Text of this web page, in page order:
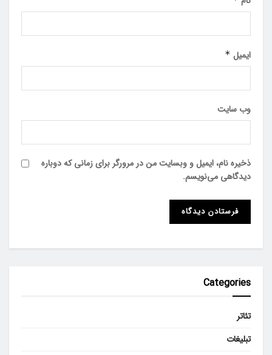
ایمیل *
وب‌ سایت
ذخیره نام، ایمیل و وبسایت من در مرورگر برای زمانی که دوباره
دیدگاهی می‌نویسم.
Categories
تئاتر
تبلیغات